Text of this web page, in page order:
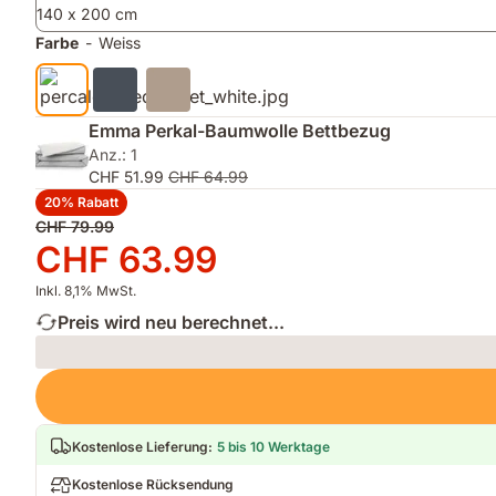
mattem,
weichem
Finish
Nacht
trocken
und
bequem
zu
140 x 200 cm
Farbe - Weiss
Emma Perkal-Baumwolle Bettbezug
Anz.: 1
CHF 51.99 CHF 64.99
20% Rabatt
Ursprünglicher
Preis
CHF 79.99
CHF 79.99
Preis
CHF 63.99
CHF 63.99
Inkl. 8,1% MwSt.
Preis wird neu berechnet...
Loading
Kostenlose Lieferung: 5 bis 10 Werktage
Kostenlose Rücksendung